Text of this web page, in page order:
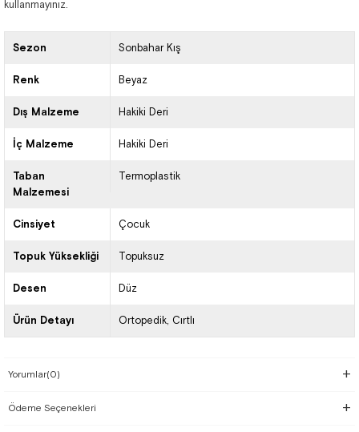
kullanmayınız.
Sezon Sonbahar Kış
Renk Beyaz
Dış Malzeme Hakiki Deri
İç Malzeme Hakiki Deri
Taban
Malzemesi
Termoplastik
Cinsiyet Çocuk
Topuk Yüksekliği Topuksuz
Desen Düz
Ürün Detayı Ortopedik Cırtlı
Yorumlar(0)
Ödeme Seçenekleri